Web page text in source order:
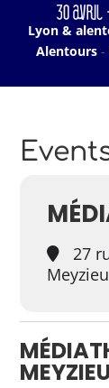
Lyon &
Alentours -
27
Meyzieu